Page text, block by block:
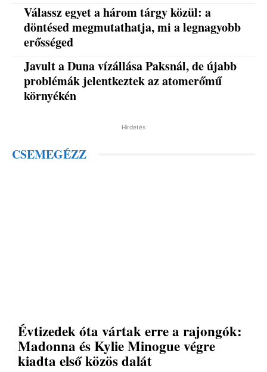
Válassz egyet a három tárgy közül: a
döntésed megmutathatja, mi a legnagyobb
erősséged
Javult a Duna vízállása Paksnál, de újabb
problémák jelentkeztek az atomerőmű
környékén
Hirdetés
CSEMEGÉZZ
Évtizedek óta vártak erre a rajongók:
Madonna és Kylie Minogue végre
kiadta első közös dalát